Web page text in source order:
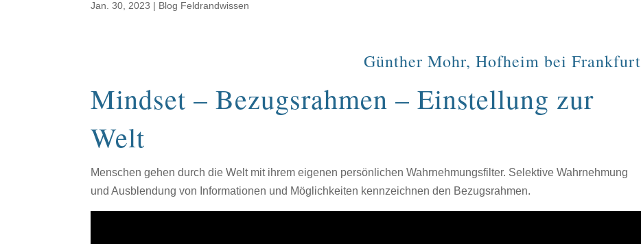
Jan. 30, 2023 | Blog Feldrandwissen
Günther Mohr, Hofheim bei Frankfurt
Mindset – Bezugsrahmen – Einstellung zur
Welt
Menschen gehen durch die Welt mit ihrem eigenen persönlichen Wahrnehmungsfilter. Selektive Wahrnehmung
und Ausblendung von Informationen und Möglichkeiten kennzeichnen den Bezugsrahmen.